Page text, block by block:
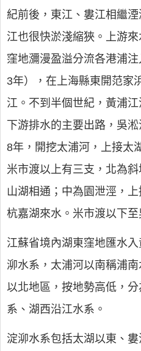
紀前後，東江、婁江相繼
江也很快淤淺縮狹。上游
窪地瀰漫盈溢分流各港浦
3年），在上海縣東開范家
江。不到半個世紀，黃浦
下游排水的主要出路，吳
8年，開挖太浦河，上接太
米市渡以上有三支，北為
山湖相通；中為園泄涇，
杭嘉湖來水。米市渡以下至
江蘇省境內湖東窪地匯水
泖水系，太浦河以南稱浦
以北地區，按地勢高低，
系、湖西沿江水系。
淀泖水系包括太湖以東、